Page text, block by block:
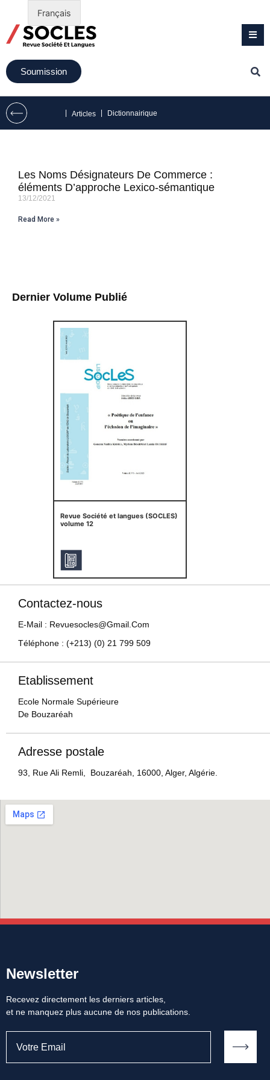
Soumission
Articles Dictionnairique
Dernier Volume Publié
Revue Société et langues (SOCLES)
volume 12
Les Noms Désignateurs De Commerce :
éléments D’approche Lexico-sémantique
13/12/2021
Read More »
Contactez-nous
E-Mail : Revuesocles@gmail.com
Téléphone : (+213) (0) 21 799 509
Etablissement
Ecole Normale Supérieure
De Bouzaréah
Adresse postale
93, Rue Ali Remli, Bouzaréah, 16000, Alger, Algérie.
Newsletter
Recevez directement les derniers articles,
et ne manquez plus aucune de nos publications.
Français